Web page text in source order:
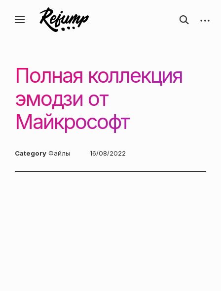
содержанию
Искусство, дизайн, вдохновение —
ReJump.ru
Блог о творчестве
открыть
форму
Полная коллекция
эмодзи от
Майкрософт
Category Файлы
Posted
16/08/2022